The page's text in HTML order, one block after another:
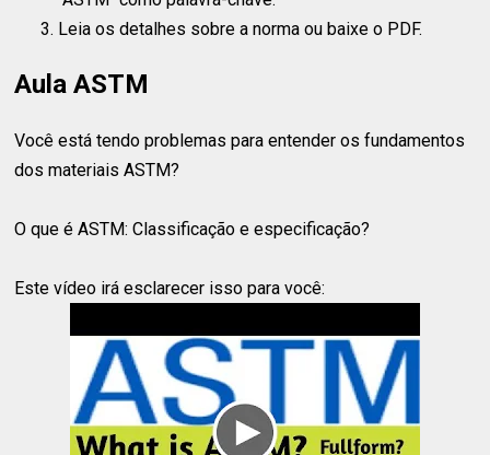
Leia os detalhes sobre a norma ou baixe o PDF.
Aula ASTM
Você está tendo problemas para entender os fundamentos
dos materiais ASTM?
O que é ASTM: Classificação e especificação?
Este vídeo irá esclarecer isso para você: